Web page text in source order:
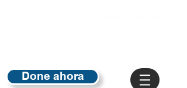
Done ahora